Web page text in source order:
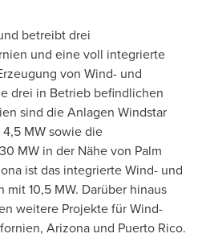
betreibt drei
und eine voll integrierte
von Wind- und
drei in Betrieb befindlichen
sind die Anlagen Windstar
MW sowie die
MW in der Nähevon Palm
ist das integrierte Wind- und
10,5 MW. Darüber hinaus
weitere Projekte für Wind-
Arizona und Puerto Rico.